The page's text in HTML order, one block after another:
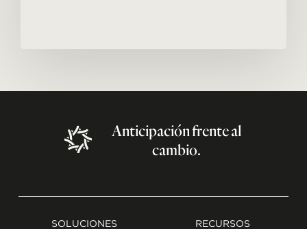
Anticipaciónfrenteal
cambio.
SOLUCIONES RECURSOS